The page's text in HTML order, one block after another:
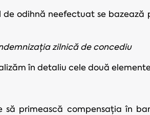
odihnă neefectuat se bazează
zilnică de concediu
în detaliu cele două
primească compensația în